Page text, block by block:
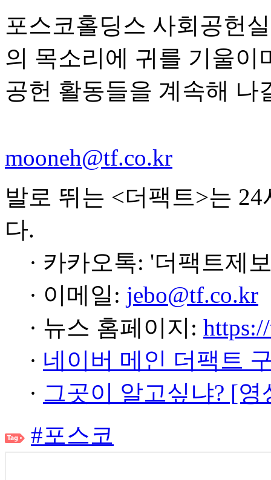
포스코홀딩스 사회공헌
의 목소리에 귀를 기울이
공헌 활동들을 계속해 나
mooneh@tf.co.kr
발로 뛰는 <더팩트>는
다.
· 카카오톡: '더팩트제
· 이메일: jebo@tf.co.kr
· 뉴스 홈페이지:
· 네이버 메인 더팩트
· 그곳이 알고싶냐? [
#포스코